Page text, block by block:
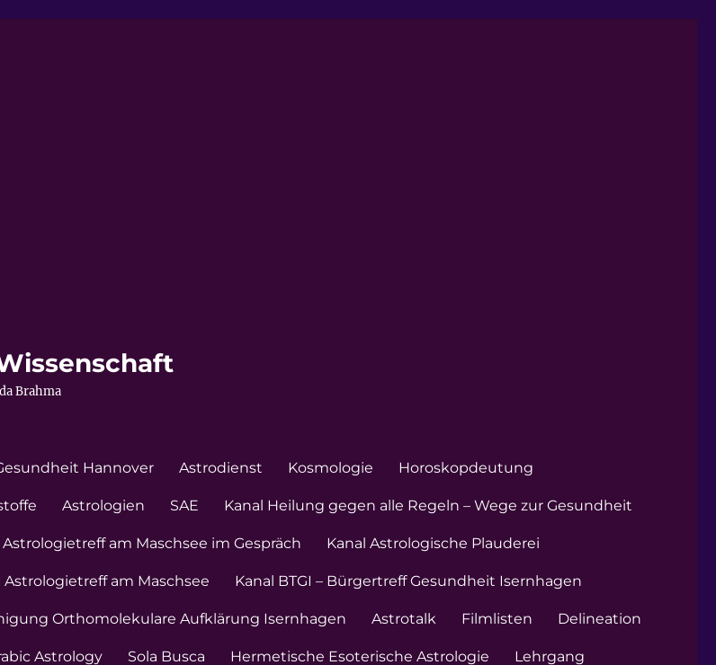
Brahma
Hannover Astrodienst Kosmologie Horoskopdeutung
Astrologien SAE Kanal Heilung gegen alle Regeln – Wege zur Gesundheit
Astrologietreff am Maschsee im Gespräch Kanal Astrologische Plauderei
Astrologietreff am Maschsee Kanal BTGI – Bürgertreff Gesundheit Isernhagen
Orthomolekulare Aufklärung Isernhagen Astrotalk Filmlisten Delineation
Astrology Sola Busca Hermetische Esoterische Astrologie Lehrgang